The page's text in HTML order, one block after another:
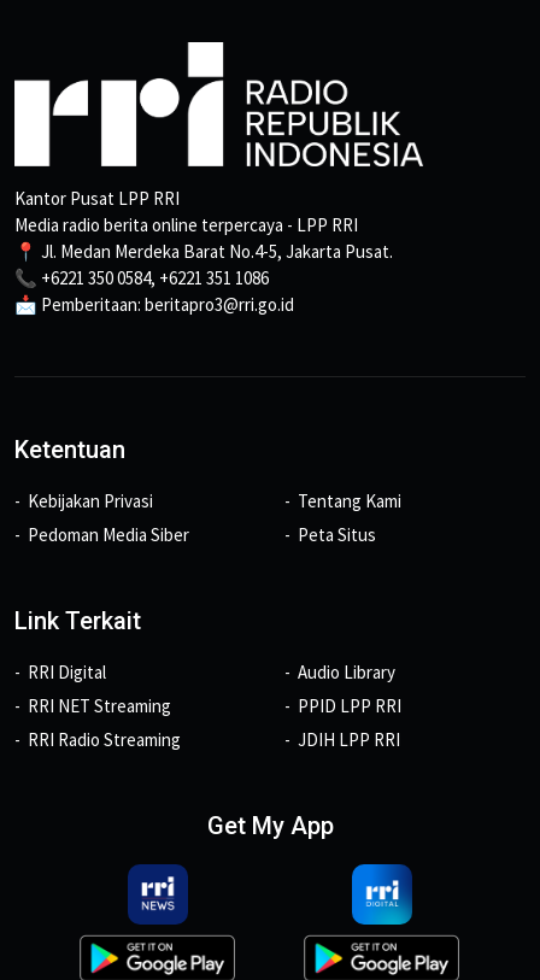
Kantor Pusat LPP RRI
Media radio berita online terpercaya - LPP RRI
📍 Jl. Medan Merdeka Barat No.4-5, Jakarta Pusat.
📞 +6221 350 0584, +6221 351 1086
📩 Pemberitaan: beritapro3@rri.go.id
Ketentuan
Kebijakan Privasi
Pedoman Media Siber
Tentang Kami
Peta Situs
Link Terkait
RRI Digital
RRI NET Streaming
RRI Radio Streaming
Audio Library
PPID LPP RRI
JDIH LPP RRI
Get My App